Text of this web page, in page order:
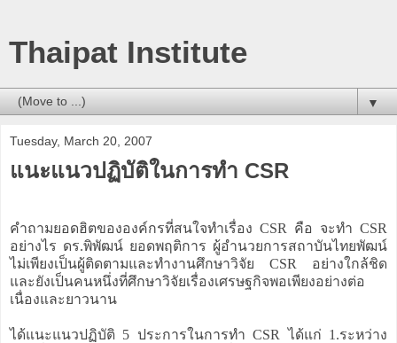
Thaipat Institute
▼
Tuesday, March 20, 2007
แนะแนวปฏิบัติในการทำ CSR
คำถามยอดฮิตขององค์กรที่สนใจทำเรื่อง CSR คือ จะทำ CSR
อย่างไร ดร.พิพัฒน์ ยอดพฤติการ ผู้อำนวยการสถาบันไทยพัฒน์
ไม่เพียงเป็นผู้ติดตามและทำงานศึกษาวิจัย CSR อย่างใกล้ชิด
และยังเป็นคนหนึ่งที่ศึกษาวิจัยเรื่องเศรษฐกิจพอเพียงอย่างต่อ
เนื่องและยาวนาน
ได้แนะแนวปฏิบัติ 5 ประการในการทำ CSR ได้แก่ 1.ระหว่าง